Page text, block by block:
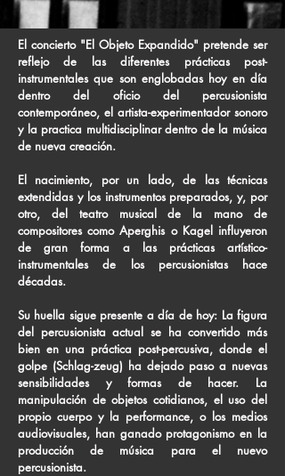
El concierto "El Objeto Expandido" pretende ser
reflejo de las diferentes prácticas post-
instrumentales que son englobadas hoy en día
dentro del oficio del percusionista
contemporáneo, el artista-experimentador sonoro
y la practica multidisciplinar dentro de la música
de nueva creación.
El nacimiento, por un lado, de las técnicas
extendidas y los instrumentos preparados, y, por
otro, del teatro musical de la mano de
compositores como Aperghis o Kagel influyeron
de gran forma a las prácticas artístico-
instrumentales de los percusionistas hace
décadas.
Su huella sigue presente a día de hoy: La figura
del percusionista actual se ha convertido más
bien en una práctica post-percusiva, donde el
golpe (Schlag-zeug) ha dejado paso a nuevas
sensibilidades y formas de hacer. La
manipulación de objetos cotidianos, el uso del
propio cuerpo y la performance, o los medios
audiovisuales, han ganado protagonismo en la
producción de música para el nuevo
percusionista.